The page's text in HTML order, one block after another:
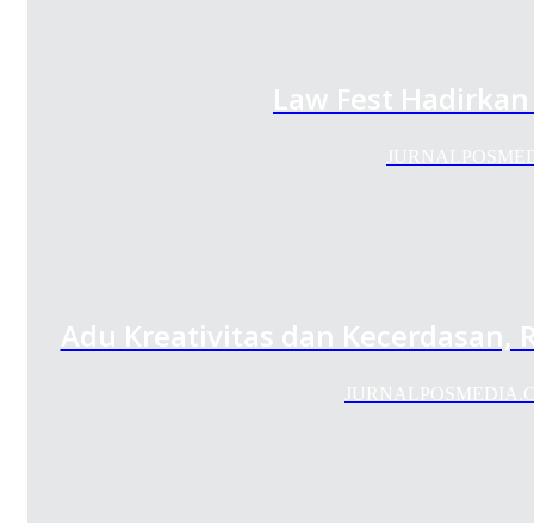
Law Fest
Adu Kreativitas dan Kecerdasan,